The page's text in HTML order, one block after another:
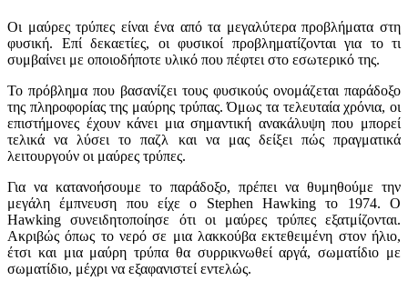
Οι μαύρες τρύπες είναι ένα από τα μεγαλύτερα προβλήματα στη
φυσική. Επί δεκαετίες, οι φυσικοί προβληματίζονται για το τι
συμβαίνει με οποιοδήποτε υλικό που πέφτει στο εσωτερικό της.
Το πρόβλημα που βασανίζει τους φυσικούς ονομάζεται παράδοξο
της πληροφορίας της μαύρης τρύπας. Όμως τα τελευταία χρόνια, οι
επιστήμονες έχουν κάνει μια σημαντική ανακάλυψη που μπορεί
τελικά να λύσει το παζλ και να μας δείξει πώς πραγματικά
λειτουργούν οι μαύρες τρύπες.
Για να κατανοήσουμε το παράδοξο, πρέπει να θυμηθούμε την
μεγάλη έμπνευση που είχε ο Stephen Hawking το 1974. Ο
Hawking συνειδητοποίησε ότι οι μαύρες τρύπες εξατμίζονται.
Ακριβώς όπως το νερό σε μια λακκούβα εκτεθειμένη στον ήλιο,
έτσι και μια μαύρη τρύπα θα συρρικνωθεί αργά, σωματίδιο με
σωματίδιο, μέχρι να εξαφανιστεί εντελώς.